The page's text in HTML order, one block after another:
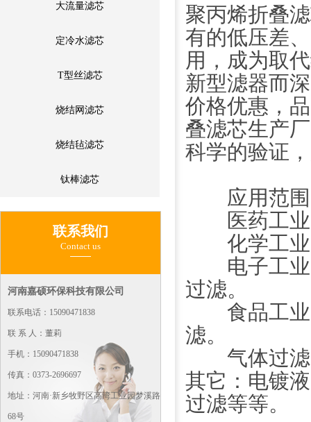
大流量滤芯
定冷水滤芯
T型丝滤芯
烧结网滤芯
烧结毡滤芯
钛棒滤芯
联系我们
Contact us
河南嘉硕环保科技有限公司
联系电话：15090471838
联 系 人：董莉
手机：15090471838
传真：0373-2696697
地址：河南·新乡牧野区高湾工业园梦溪路
68号
聚丙烯折叠
有的低压差
用，成为取
新型滤器而
价格优惠，
叠滤芯生产
科学的验证
应用范围
医药工业
化学工业
电子工业
过滤。
食品工业
滤。
气体过滤
其它：电镀
过滤等等。